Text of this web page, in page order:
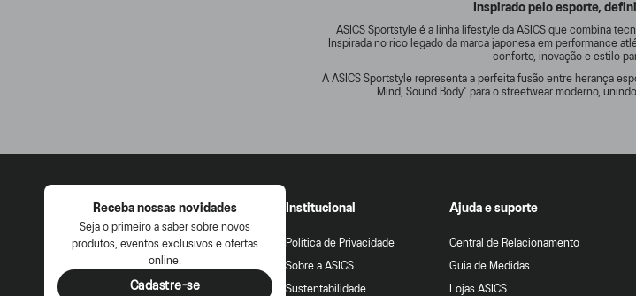
Inspirado pelo esporte,
ASICS Sportstyle é a linha lifestyle da ASICS que combina
Inspirada no rico legado da marca japonesa em performance
conforto, inovação e estilo
A ASICS Sportstyle representa a perfeita fusão entre herança
Mind, Sound Body' para o streetwear moderno,
Receba nossas novidades
Seja o primeiro a saber sobre novos
produtos, eventos exclusivos e ofertas
online.
Cadastre-se
Institucional
Política de Privacidade
Sobre a ASICS
Sustentabilidade
Ajuda e suporte
Central de Relacionamento
Guia de Medidas
Lojas ASICS